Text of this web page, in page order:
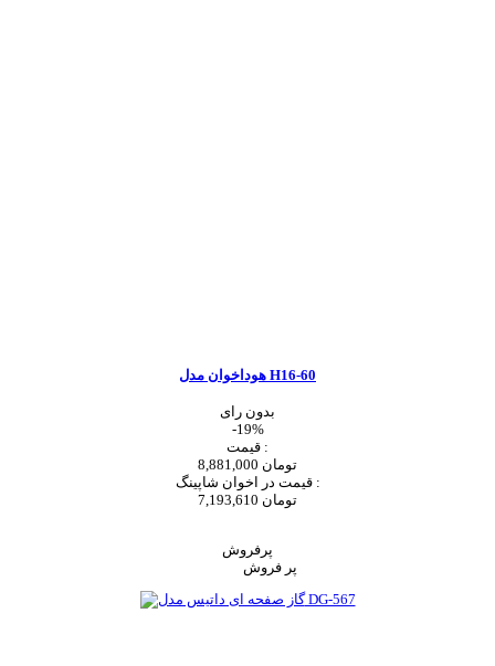
هوداخوان مدل H16-60
بدون رای
-19%
قیمت :
8,881,000 تومان
قیمت در اخوان شاپینگ :
7,193,610 تومان
پرفروش